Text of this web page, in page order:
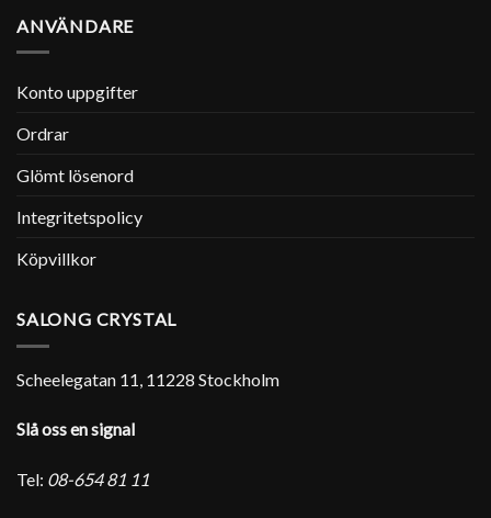
ANVÄNDARE
Konto uppgifter
Ordrar
Glömt lösenord
Integritetspolicy
Köpvillkor
SALONG CRYSTAL
Scheelegatan 11, 11228 Stockholm
Slå oss en signal
Tel: 08-654 81 11